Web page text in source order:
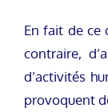
En fait de ce
contraire,
d’activités
provoquent